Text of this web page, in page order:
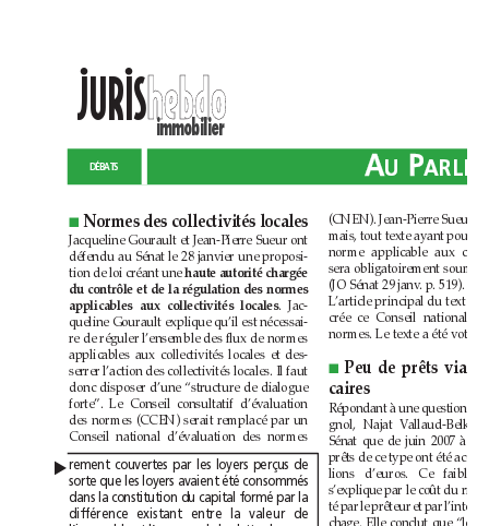
JURISh
he
eb
bd
do
o
immobilier
••
■ Normes des collectivités locales
Jacqueline Gourault et Jean-Pierre Sueur ont
défendu au Sénat le 28janvier une proposi-
tion de loi créant une haute autorité chargée
du contrôle et de la régulation des normes
applicables aux collectivités locales
. Jac-
queline Gourault explique qu’il est nécessai-
re de réguler l’ensemble des flux de normes
applicables aux collectivités locales et des-
serrer l’action des collectivités locales. Il faut
donc disposer d’une “structure de dialogue
forte”. Le Conseil consultatif d’évaluation
des normes (CCEN) serait remplacé par un
Conseil national d’évaluation des normes
A
AU
U P
PA
AR
R LL EE
DDÉ
ÉB
BA
AT
TSS
(JO Sénat 29 janv. p.519).
caires
rement couvertes par les loyers perçus de
sorte que les loyers avaient été consommés
dans la constitution du capital formé par la
différence existant entre la valeur de
▲